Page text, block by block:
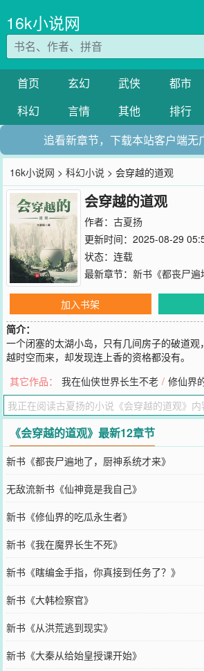
16k小说网
首页 玄幻 武侠 都市
科幻
言情 其他 排行
追看新章节，下载本站客户端无
16k小说网 >科幻小说 > 会穿越的道观
会穿越的道观
作者： 古夏扬
更新时间：2025-08-29
状态：连载
最新章节： 新书《都丧尸遍
加入书架
简介：
一个闭塞的太湖小岛，只有几间房子的破道观
越时空而来，却发现连上香的资格都没有。
微信里的朋友推荐哦！
其它作品： 我在仙侠世界长生不老 / 修仙界
《会穿越的道观》最新12章节
新书《都丧尸遍地了，厨神系统才来》
无敌流新书《仙神竟是我自己》
新书《修仙界的吃瓜永生者》
新书《我在魔界长生不死》
新书《瞎编金手指，你真接到任务了？》
新书《大韩检察官》
新书《从洪荒逃到现实》
新书《大秦从给始皇授课开始》